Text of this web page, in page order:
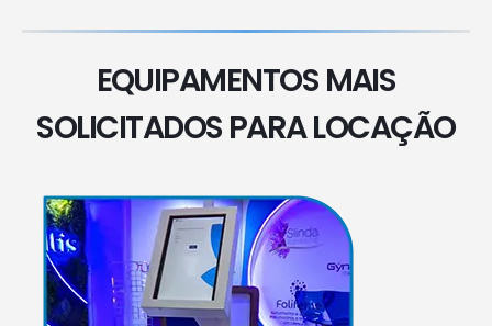
EQUIPAMENTOS MAIS
SOLICITADOS PARA LOCAÇÃO